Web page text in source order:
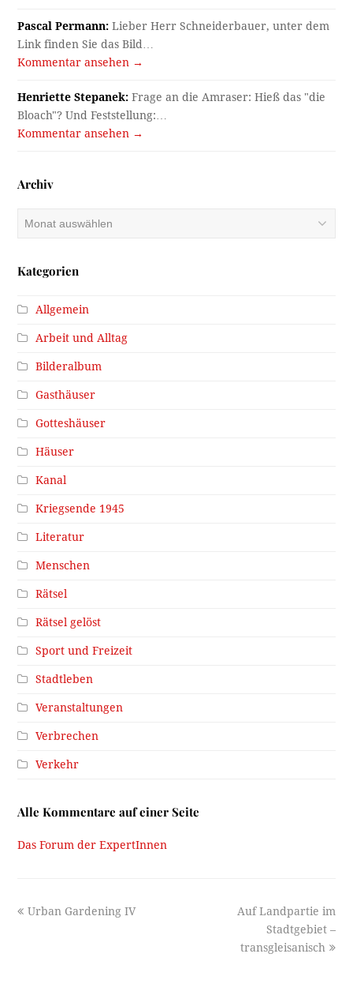
Pascal Permann: Lieber Herr Schneiderbauer, unter dem
Link finden Sie das Bild…
Kommentar ansehen →
Henriette Stepanek: Frage an die Amraser: Hieß das "die
Bloach"? Und Feststellung:…
Kommentar ansehen →
Archiv
Kategorien
Allgemein
Arbeit und Alltag
Bilderalbum
Gasthäuser
Gotteshäuser
Häuser
Kanal
Kriegsende 1945
Literatur
Menschen
Rätsel
Rätsel gelöst
Sport und Freizeit
Stadtleben
Veranstaltungen
Verbrechen
Verkehr
Alle Kommentare auf einer Seite
Das Forum der ExpertInnen
previous
Urban Gardening IV
next
Auf Landpartie im
Stadtgebiet –
transgleisanisch